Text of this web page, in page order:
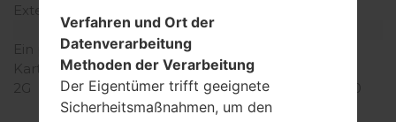
Externer Speicher
Netzwerk und Daten
Ein paar Plätze für SIM-
Karten
2G
GSM 850/900/1800/1900
MHz
Verfahren und Ort der
Datenverarbeitung
Methoden der Verarbeitung
Der Eigentümer trifft geeignete
Sicherheitsmaßnahmen, um den